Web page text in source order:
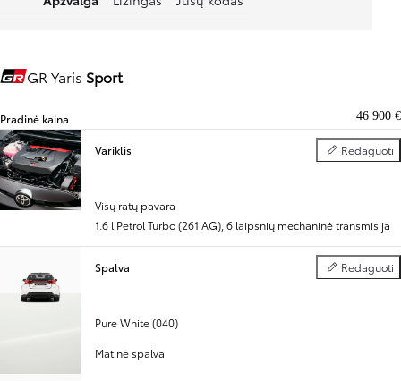
Gazoo Racing
GR Yaris Sport
Pradinė kaina 46 900 €
Variklis Redaguoti
Variklis
Visų ratų pavara
1.6 l Petrol Turbo (261 AG), 6 laipsnių mechaninė transmisija
Spalva Redaguoti
Spalva
Pure White (040)
Matinė spalva